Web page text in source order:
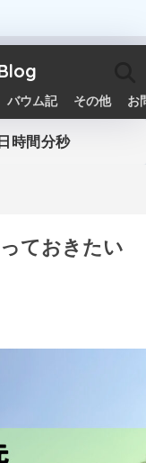
バウム記 その他 お
日 時間分秒
ておきたい